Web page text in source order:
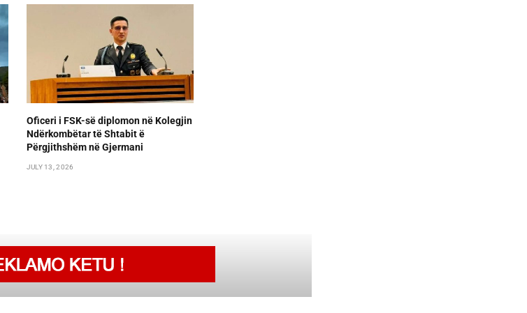
Oficeri i FSK-së diplomon në Kolegjin
Ndërkombëtar të Shtabit ë
Përgjithshëm në Gjermani
JULY 13, 2026